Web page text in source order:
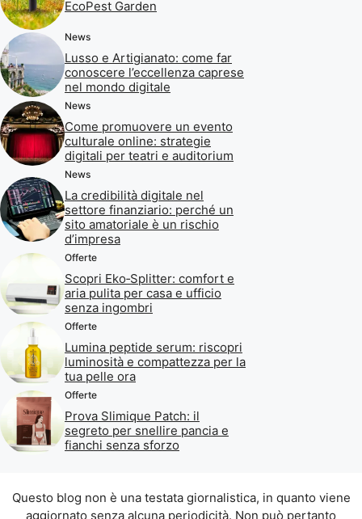
EcoPest Garden
News
Lusso e Artigianato: come far
conoscere l’eccellenza caprese
nel mondo digitale
News
Come promuovere un evento
culturale online: strategie
digitali per teatri e auditorium
News
La credibilità digitale nel
settore finanziario: perché un
sito amatoriale è un rischio
d’impresa
Offerte
Scopri Eko‑Splitter: comfort e
aria pulita per casa e ufficio
senza ingombri
Offerte
Lumina peptide serum: riscopri
luminosità e compattezza per la
tua pelle ora
Offerte
Prova Slimique Patch: il
segreto per snellire pancia e
fianchi senza sforzo
Questo blog non è una testata giornalistica, in quanto viene
aggiornato senza alcuna periodicità. Non può pertanto